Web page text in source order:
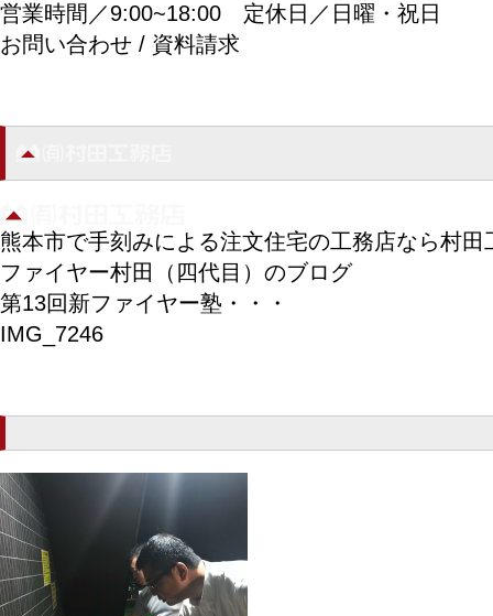
営業時間／9:00~18:00 定休日／日曜・祝日
お問い合わせ / 資料請求
熊本市で手刻みによる注文住宅の工務店なら村田
ファイヤー村田（四代目）のブログ
第13回新ファイヤー塾・・・
IMG_7246